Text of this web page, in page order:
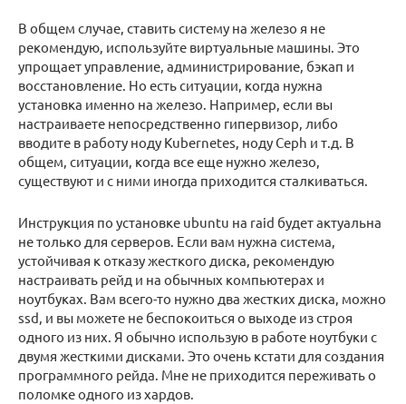
В общем случае, ставить систему на железо я не
рекомендую, используйте виртуальные машины. Это
упрощает управление, администрирование, бэкап и
восстановление. Но есть ситуации, когда нужна
установка именно на железо. Например, если вы
настраиваете непосредственно гипервизор, либо
вводите в работу ноду Kubernetes, ноду Ceph и т.д. В
общем, ситуации, когда все еще нужно железо,
существуют и с ними иногда приходится сталкиваться.
Инструкция по установке ubuntu на raid будет актуальна
не только для серверов. Если вам нужна система,
устойчивая к отказу жесткого диска, рекомендую
настраивать рейд и на обычных компьютерах и
ноутбуках. Вам всего-то нужно два жестких диска, можно
ssd, и вы можете не беспокоиться о выходе из строя
одного из них. Я обычно использую в работе ноутбуки с
двумя жесткими дисками. Это очень кстати для создания
программного рейда. Мне не приходится переживать о
поломке одного из хардов.